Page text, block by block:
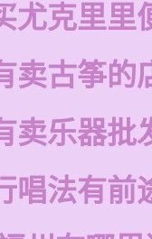
尤克里里
卖古筝的
卖乐器批
唱法有前